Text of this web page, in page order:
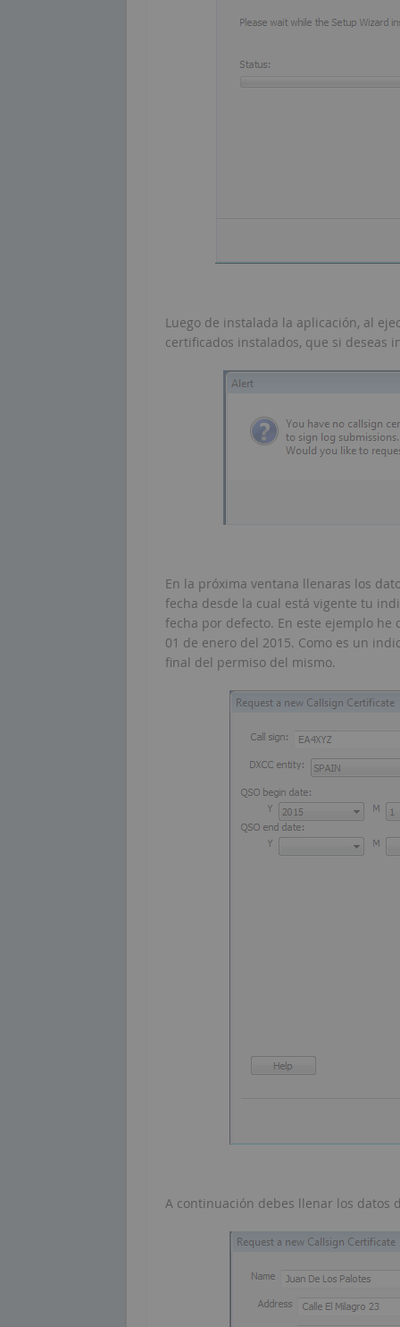
Luego de instalada la aplicación, al
certificados instalados, que si deseas
En la próxima ventana llenaras los
fecha desde la cual está vigente tu
fecha por defecto. En este ejemplo he
01 de enero del 2015. Como es un
final del permiso del mismo.
A continuación debes llenar los datos